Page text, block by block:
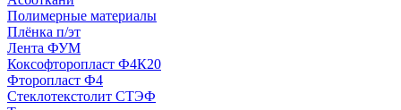
Полимерные материалы
Плёнка п/эт
Лента ФУМ
Коксофторопласт Ф4К20
Фторопласт Ф4
Стеклотекстолит СТЭФ